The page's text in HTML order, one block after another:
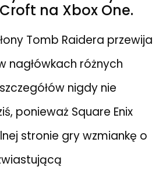
na Xbox One.
Tomb Raidera przewija
nagłówkach różnych
nigdy nie
ponieważ Square Enix
stronie gry wzmiankę o